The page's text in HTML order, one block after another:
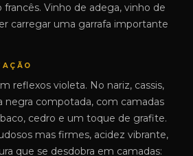
Vinho de adega, vinho de
carregar uma garrafa importante
reflexos violeta. No nariz, cassis,
negra compotada, com camadas
cedro e um toque de grafite.
mas firmes, acidez vibrante,
que se desdobra em camadas: